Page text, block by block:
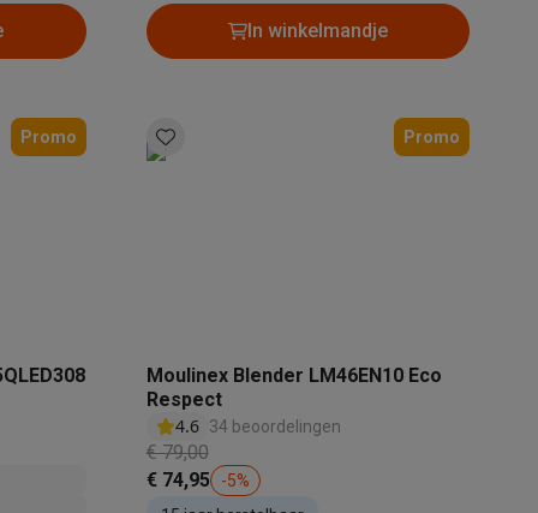
met ecocheques
Dosering wasmiddel: Handmatig
In winkelmandje
Promo Promo
Moulinex Blender LM46EN10 Eco
Respect
4.6 34 beoordelingen
€ 79,00
€ 74,95
-5%